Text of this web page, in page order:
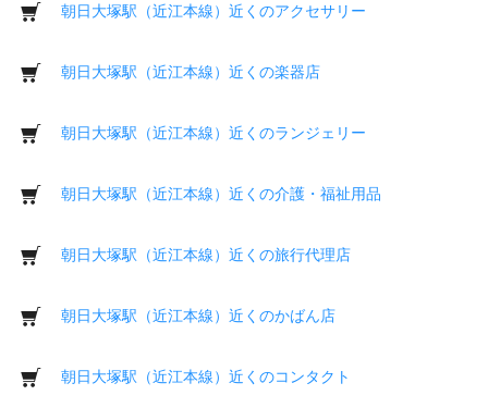
朝日大塚駅（近江本線）近くのアクセサリー
朝日大塚駅（近江本線）近くの楽器店
朝日大塚駅（近江本線）近くのランジェリー
朝日大塚駅（近江本線）近くの介護・福祉用品
朝日大塚駅（近江本線）近くの旅行代理店
朝日大塚駅（近江本線）近くのかばん店
朝日大塚駅（近江本線）近くのコンタクト